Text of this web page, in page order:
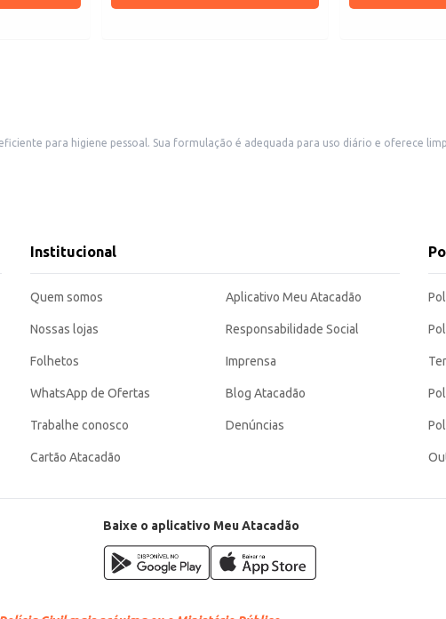
eficaz. Ideal para revenda em diversos estabelecimentos
adequada para diferentes necessidades e contextos de uso. Sua embalagem
Institucional
Quem somos
Nossas lojas
Folhetos
WhatsApp de Ofertas
Trabalhe conosco
Cartão Atacadão
Aplicativo Meu Atacadão
Responsabilidade Social
Imprensa
Blog Atacadão
Denúncias
Baixe o aplicativo Meu Atacadão